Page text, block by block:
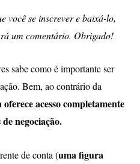
você se inscrever e baixá-lo,
um comentário. Obrigado!
sabe como é importante ser
Bem, ao contrário da
acesso completamente
negociação.
de conta (uma figura